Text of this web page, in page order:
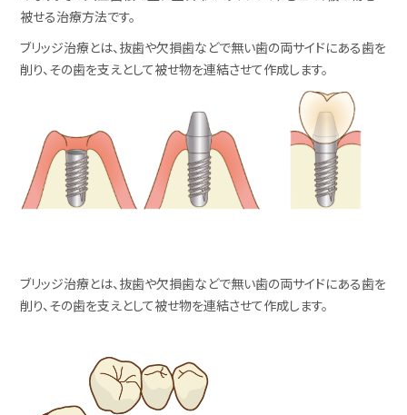
被せる治療方法です。
ブリッジ治療とは、抜歯や欠損歯などで無い歯の両サイドにある歯を
削り、その歯を支えとして被せ物を連結させて作成します。
ブリッジ治療とは、抜歯や欠損歯などで無い歯の両サイドにある歯を
削り、その歯を支えとして被せ物を連結させて作成します。